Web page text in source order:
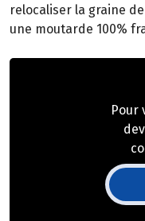
relocaliser la graine
une moutarde 100%
Pour